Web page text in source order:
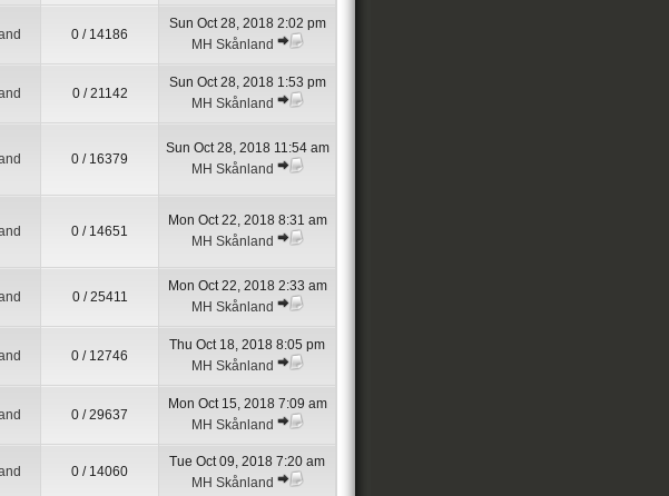
0 / 14186
Sun Oct 28, 2018 2:02 pm
MH Skånland
0 / 21142
Sun Oct 28, 2018 1:53 pm
MH Skånland
0 / 16379
Sun Oct 28, 2018 11:54 am
MH Skånland
0 / 14651
Mon Oct 22, 2018 8:31 am
MH Skånland
0 / 25411
Mon Oct 22, 2018 2:33 am
MH Skånland
0 / 12746
Thu Oct 18, 2018 8:05 pm
MH Skånland
0 / 29637
Mon Oct 15, 2018 7:09 am
MH Skånland
0 / 14060
Tue Oct 09, 2018 7:20 am
MH Skånland